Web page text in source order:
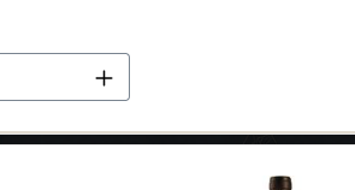
Wert ein oder